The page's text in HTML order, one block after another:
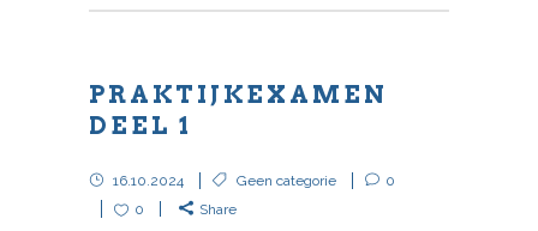
PRAKTIJKEXAMEN
DEEL 1
16.10.2024 Geen categorie
0
0
Share